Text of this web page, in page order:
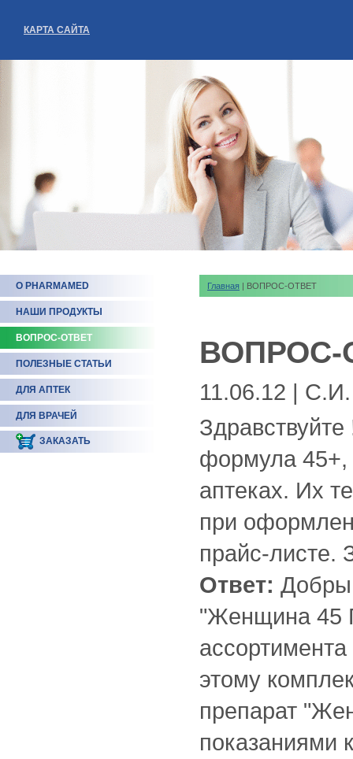
КАРТА САЙТА
О PHARMAMED
НАШИ ПРОДУКТЫ
ВОПРОС-ОТВЕТ
ПОЛЕЗНЫЕ СТАТЬИ
ДЛЯ АПТЕК
ДЛЯ ВРАЧЕЙ
ЗАКАЗАТЬ
Главная | ВОПРОС-ОТВЕТ
ВОПРОС-
11.06.12 | С.И.
формула 45+,
аптеках. Их
при
прайс-листе.
Ответ:
"Женщина 45
этому
препарат
показаниями